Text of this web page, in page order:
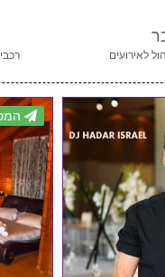
לאירועים